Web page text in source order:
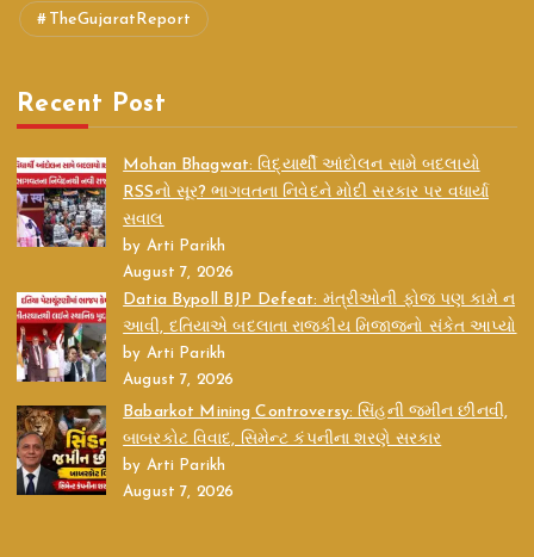
TheGujaratReport
Recent Post
Mohan Bhagwat: વિદ્યાર્થી આંદોલન સામે બદલાયો
RSSનો સૂર? ભાગવતના નિવેદને મોદી સરકાર પર વધાર્યા
સવાલ
by Arti Parikh
August 7, 2026
Datia Bypoll BJP Defeat: મંત્રીઓની ફોજ પણ કામે ન
આવી, દતિયાએ બદલાતા રાજકીય મિજાજનો સંકેત આપ્યો
by Arti Parikh
August 7, 2026
Babarkot Mining Controversy: સિંહની જમીન છીનવી,
બાબરકોટ વિવાદ, સિમેન્ટ કંપનીના શરણે સરકાર
by Arti Parikh
August 7, 2026